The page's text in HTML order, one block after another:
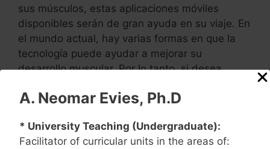
A. Neomar Evies, Ph.D
* University Teaching (Undergraduate):
Facilitator of curricular units in the areas of:
sus músculos, estas aplicaciones móviles
disponibles serán de gran ayuda en su viaje. En
el mundo actual, hay varias formas en que la
tecnología puede ayudar a mejorar su
desarrollo muscular. Por lo tanto, si desea
Entrenamientos
Tags
aplicaciones ,ejercicios,entrenamientos